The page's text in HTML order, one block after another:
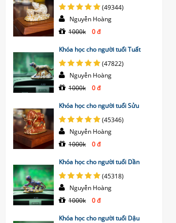
(49344)
Nguyễn Hoàng
1000k
0 đ
Khóa học cho người tuổi Tuất
(47822)
Nguyễn Hoàng
1000k
0 đ
Khóa học cho người tuổi Sửu
(45346)
Nguyễn Hoàng
1000k
0 đ
Khóa học cho người tuổi Dần
(45318)
Nguyễn Hoàng
1000k
0 đ
Khóa học cho người tuổi Dậu